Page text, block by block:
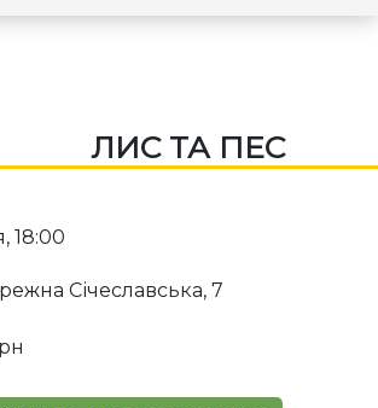
ЛИС ТА ПЕС
18:00
Січеславська, 7